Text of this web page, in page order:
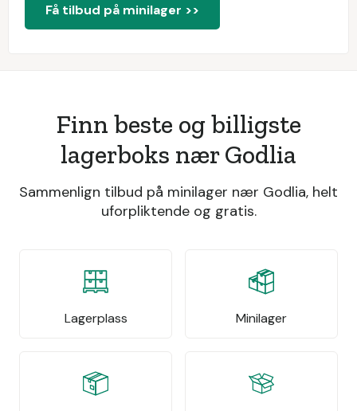
Få tilbud på minilager >>
Finn beste og billigste
lagerboks nær Godlia
Sammenlign tilbud på minilager nær Godlia, helt
uforpliktende og gratis.
Lagerplass Minilager